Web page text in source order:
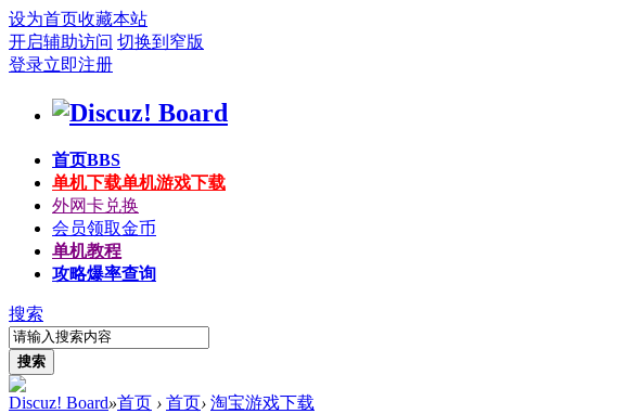
设为首页收藏本站
开启辅助访问 切换到窄版
登录立即注册
首页BBS
单机下载单机游戏下载
外网卡兑换
会员领取金币
单机教程
攻略爆率查询
搜索
搜索
Discuz! Board»首页 › 首页› 淘宝游戏下载